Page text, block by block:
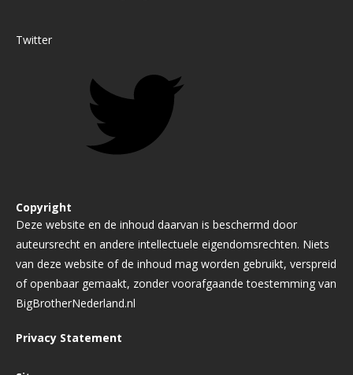
Twitter
Copyright
Deze website en de inhoud daarvan is beschermd door
auteursrecht en andere intellectuele eigendomsrechten. Niets
van deze website of de inhoud mag worden gebruikt, verspreid
of openbaar gemaakt, zonder voorafgaande toestemming van
BigBrotherNederland.nl
Privacy Statement